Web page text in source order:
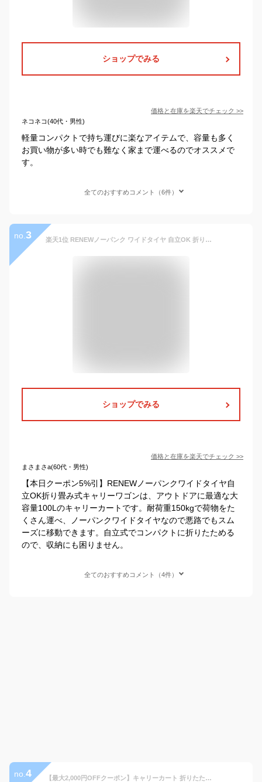
ショップでみる
価格と在庫を楽天でチェック >>
ネコネコ(40代・男性)
軽量コンパクトで持ち運びに楽なアイテムで、容量も多く
お買い物が多い時でも難なく家まで運べるのでオススメで
す。
全てのおすすめコメント（6件）
no. 3 楽天1位 RENEWノーパンク ワイドタイヤ 自立OK 折り畳み式 キャリーワゴン 100L 耐荷重150kg 大容量 自立式 折りたたみ コンパクト キャリーカート ワゴン カート アウトドア マルチキャリー アウトドアワゴン アウトドアカート
ショップでみる
価格と在庫を楽天でチェック >>
まさまさa(60代・男性)
【本日クーポン5%引】RENEWノーパンクワイドタイヤ自
立OK折り畳み式キャリーワゴンは、アウトドアに最適な大
容量100Lのキャリーカートです。耐荷重150kgで荷物をた
くさん運べ、ノーパンクワイドタイヤなので悪路でもスム
ーズに移動できます。自立式でコンパクトに折りたためる
ので、収納にも困りません。
全てのおすすめコメント（4件）
no. 4 【最大2,000円OFFクーポン】キャリーカート 折りたたみ 軽量 台車 ふた付き 耐荷重35kg 頑丈 コンパクト キャリーカート 買い物 かご ショッピングカート 灯油 キャリー カート コンテナカート 折り畳み台車 灯油 運搬 折り畳みボックス キャリーボックス アウトドア